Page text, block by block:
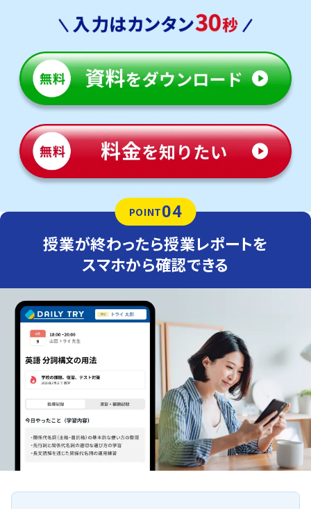
POINT04
授業が終わったら授業レポートを
スマホから確認できる